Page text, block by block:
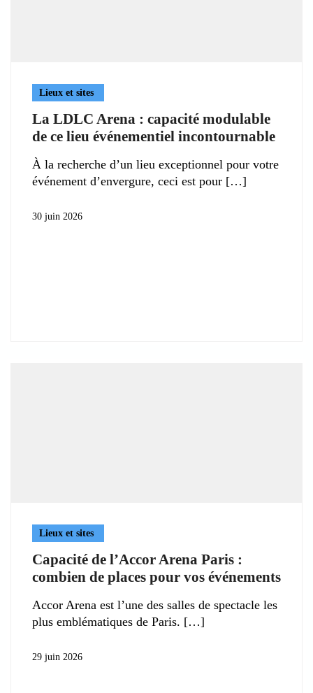
Lieux et sites
La LDLC Arena : capacité modulable
de ce lieu événementiel incontournable
À la recherche d’un lieu exceptionnel pour votre
événement d’envergure, ceci est pour
30 juin 2026
Lieux et sites
Capacité de l’Accor Arena Paris :
combien de places pour vos événements
Accor Arena est l’une des salles de spectacle les
plus emblématiques de Paris.
29 juin 2026